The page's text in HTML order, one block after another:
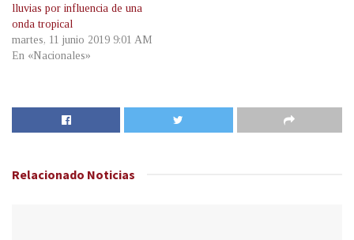
lluvias por influencia de una
onda tropical
martes, 11 junio 2019 9:01 AM
En «Nacionales»
Relacionado Noticias